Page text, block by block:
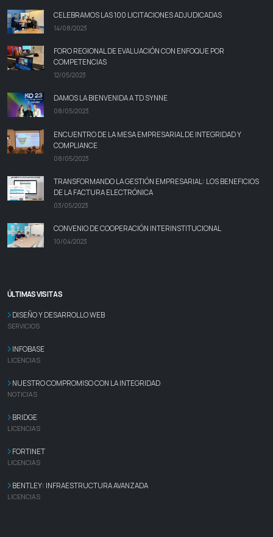
CELEBRAMOS LAS 100 LICITACIONES ADJUDICADAS
14/08/2023
FORO REGIONAL DE EVALUACIÓN CON ENFOQUE POR
COMPETENCIAS
12/05/2023
DAMOS LA BIENVENIDA A TD SYNNE
08/05/2023
ENCUENTRO DE LA MESA EMPRESARIAL DE INTEGRIDAD Y
COMPLIANCE
08/05/2023
TRANSFORMANDO LA GESTIÓN EMPRESARIAL: LOS BENEFICIOS
DE LA FACTURA ELECTRÓNICA
03/05/2023
CONVENIO DE COOPERACIÓN INTERINSTITUCIONAL
10/04/2023
ÚLTIMAS VISITAS
DISEÑO Y DESARROLLO WEB
SERVICIOS
INFOBASE
LICENCIAS
NUESTRO COMPROMISO CON LA INTEGRIDAD
NOTICIAS
BRIDGE
LICENCIAS
FORTINET
LICENCIAS
BENTLEY: INFRAESTRUCTURA AVANZADA
LICENCIAS